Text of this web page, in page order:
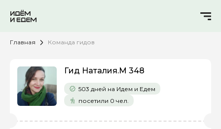
Главная Команда гидов
Гид Наталия.М 348
503 дней на Идем и Едем
посетили 0 чел.